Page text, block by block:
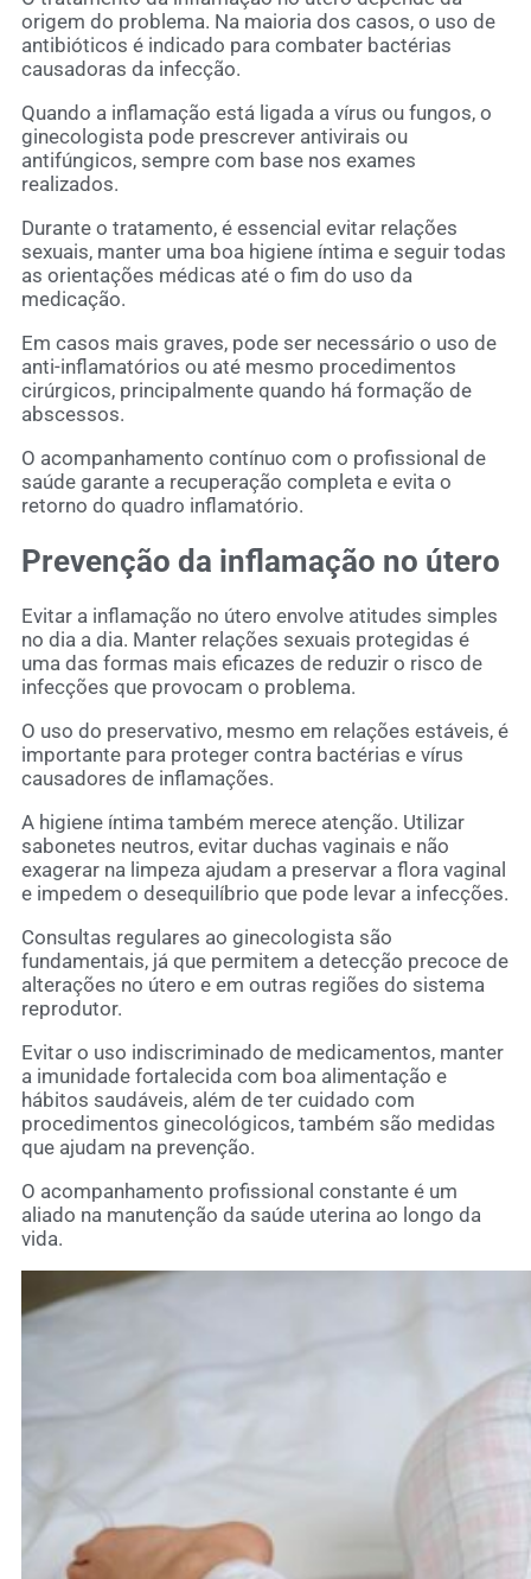
origem do problema. Na maioria dos casos, o uso de
antibióticos é indicado para combater bactérias
causadoras da infecção.
Quando a inflamação está ligada a vírus ou fungos, o
ginecologista pode prescrever antivirais ou
antifúngicos, sempre com base nos exames
realizados.
Durante o tratamento, é essencial evitar relações
sexuais, manter uma boa higiene íntima e seguir todas
as orientações médicas até o fim do uso da
medicação.
Em casos mais graves, pode ser necessário o uso de
anti-inflamatórios ou até mesmo procedimentos
cirúrgicos, principalmente quando há formação de
abscessos.
O acompanhamento contínuo com o profissional de
saúde garante a recuperação completa e evita o
retorno do quadro inflamatório.
Prevenção da inflamação no útero
Evitar a inflamação no útero envolve atitudes simples
no dia a dia. Manter relações sexuais protegidas é
uma das formas mais eficazes de reduzir o risco de
infecções que provocam o problema.
O uso do preservativo, mesmo em relações estáveis, é
importante para proteger contra bactérias e vírus
causadores de inflamações.
A higiene íntima também merece atenção. Utilizar
sabonetes neutros, evitar duchas vaginais e não
exagerar na limpeza ajudam a preservar a flora vaginal
e impedem o desequilíbrio que pode levar a infecções.
Consultas regulares ao ginecologista são
fundamentais, já que permitem a detecção precoce de
alterações no útero e em outras regiões do sistema
reprodutor.
Evitar o uso indiscriminado de medicamentos, manter
a imunidade fortalecida com boa alimentação e
hábitos saudáveis, além de ter cuidado com
procedimentos ginecológicos, também são medidas
que ajudam na prevenção.
O acompanhamento profissional constante é um
aliado na manutenção da saúde uterina ao longo da
vida.